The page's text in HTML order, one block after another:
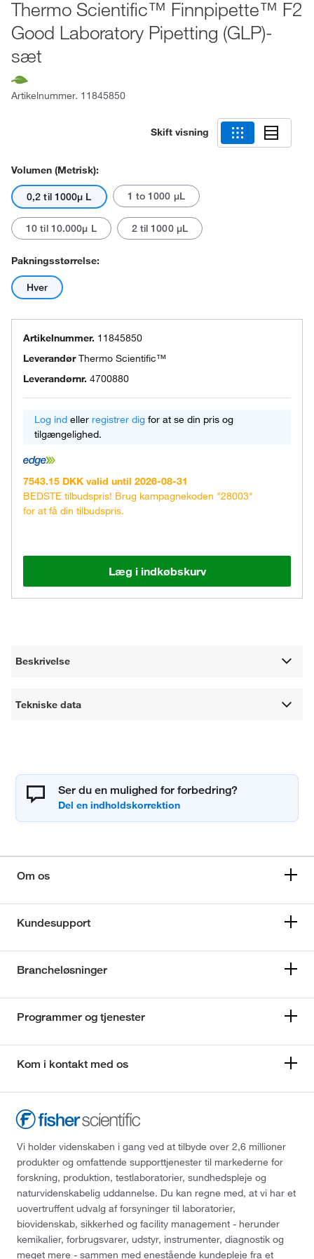
Thermo Scientific™ Finnpipette™ F2
Good Laboratory Pipetting (GLP)-
sæt
Artikelnummer. 11845850
Skift visning
Volumen (metrisk):
0,2 til 1000μ L 1 to 1000 μL
10 til 10.000μ L 2 til 1000 μL
Pakningsstørrelse:
Hver
Artikelnummer. 11845850
LeverandørThermo Scientific™
Leverandørnr. 4700880
Log ind eller registrer dig for at se din pris og
tilgængelighed.
7543.15 DKK valid until 2026-08-31
BEDSTE tilbudspris! Brug kampagnekoden "28003"
for at få din tilbudspris.
Læg i indkøbskurv
Beskrivelse
Tekniske data
Ser du en mulighed for forbedring?
Om os
Kundesupport
Brancheløsninger
Programmer og tjenester
Kom i kontakt med os
Vi holder videnskaben i gang ved at tilbyde over 2,6 millioner
produkter og omfattende supporttjenester til markederne for
forskning, produktion, testlaboratorier, sundhedspleje og
naturvidenskabelig uddannelse. Du kan regne med, at vi har et
uovertruffent udvalg af forsyninger til laboratorier,
biovidenskab, sikkerhed og facility management - herunder
kemikalier, forbrugsvarer, udstyr, instrumenter, diagnostik og
meget mere - sammen med enestående kundepleje fra et